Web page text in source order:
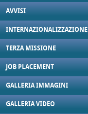
AVVISI
INTERNAZIONALIZZAZIONE
TERZA MISSIONE
JOB PLACEMENT
GALLERIA IMMAGINI
GALLERIA VIDEO